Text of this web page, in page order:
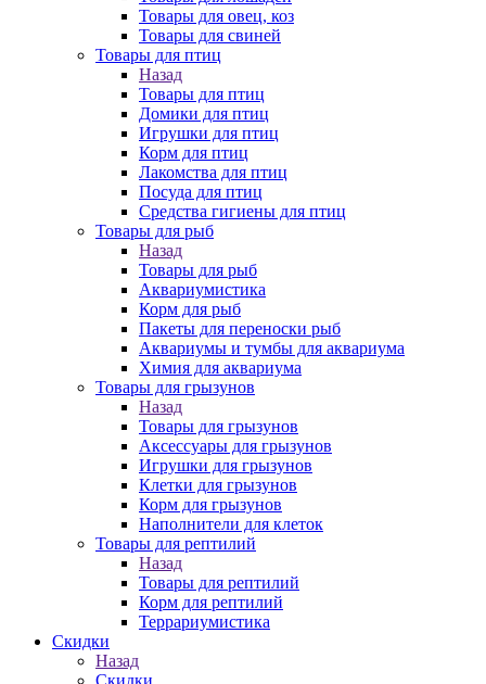
Товары для овец, коз
Товары для свиней
Товары для птиц
Назад
Товары для птиц
Домики для птиц
Игрушки для птиц
Корм для птиц
Лакомства для птиц
Посуда для птиц
Средства гигиены для птиц
Товары для рыб
Назад
Товары для рыб
Аквариумистика
Корм для рыб
Пакеты для переноски рыб
Аквариумы и тумбы для аквариума
Химия для аквариума
Товары для грызунов
Назад
Товары для грызунов
Аксессуары для грызунов
Игрушки для грызунов
Клетки для грызунов
Корм для грызунов
Наполнители для клеток
Товары для рептилий
Назад
Товары для рептилий
Корм для рептилий
Террариумистика
Скидки
Назад
Скидки